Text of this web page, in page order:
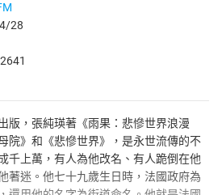
28
版，張純瑛著《雨果：悲慘世界浪漫
院》和《悲慘世界》，是永世流傳的不
千上萬，有人為他改名、有人跪倒在他
著迷。他七十九歲生日時，法國政府為